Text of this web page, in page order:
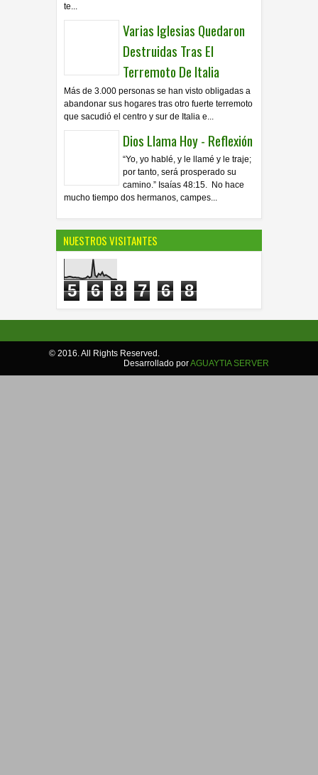
te...
Varias Iglesias Quedaron
Destruidas Tras El
Terremoto De Italia
Más de 3.000 personas se han visto obligadas a
abandonar sus hogares tras otro fuerte terremoto
que sacudió el centro y sur de Italia e...
Dios Llama Hoy - Reflexión
“Yo, yo hablé, y le llamé y le traje;
por tanto, será prosperado su
camino.” Isaías 48:15. No hace
mucho tiempo dos hermanos, campes...
NUESTROS VISITANTES
5 6 8 7 6 8
© 2016. All Rights Reserved.
Desarrollado porAGUAYTIA SERVER